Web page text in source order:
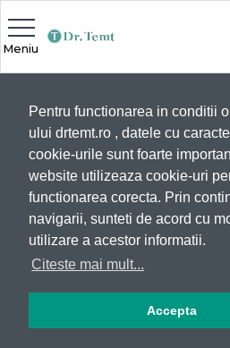
Pentru functionarea in conditii
ului drtemt.ro , datele cu
cookie-urile sunt foarte
website utilizeaza cookie-uri
functionarea corecta. Prin
navigarii, sunteti de acord cu
utilizare a acestor informatii.
Citeste mai mult...
Accepta
Meniu